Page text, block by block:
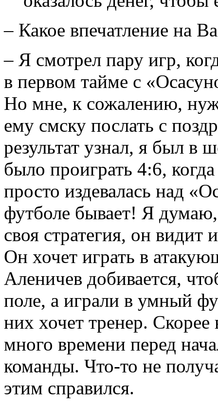
– Какое впечатление на
– Я смотрел пару игр,
в первом тайме с
Но мне, к сожалению,
ему смску послать с
результат узнал, я был
было проиграть 4:6,
просто издевалась над
футболе бывает! Я думаю,
своя стратегия, он
Он хочет играть в
Аленичев добивается,
поле, а играли в умный
них хочет тренер.
много времени перед
команды. Что-то не
этим справился.